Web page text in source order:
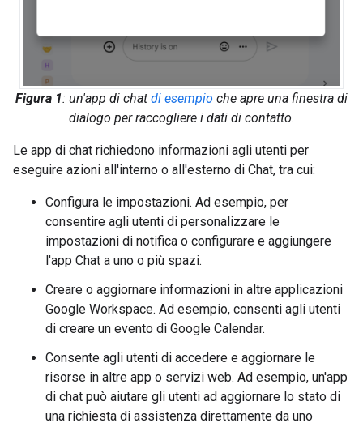
Figura 1: un'app di chat di esempio che apre una finestra di
dialogo per raccogliere i dati di contatto.
Le app di chat richiedono informazioni agli utenti per
eseguire azioni all'interno o all'esterno di Chat, tra cui:
Configura le impostazioni. Ad esempio, per
consentire agli utenti di personalizzare le
impostazioni di notifica o configurare e aggiungere
l'app Chat a uno o più spazi.
Creare o aggiornare informazioni in altre applicazioni
Google Workspace. Ad esempio, consenti agli utenti
di creare un evento di Google Calendar.
Consente agli utenti di accedere e aggiornare le
risorse in altre app o servizi web. Ad esempio, un'app
di chat può aiutare gli utenti ad aggiornare lo stato di
una richiesta di assistenza direttamente da uno